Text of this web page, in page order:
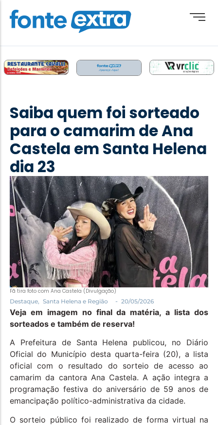
Destaque
Esporte
Geral
Obituário
Paraguai
Paraná
Política
Santa Helena e Região
Saúde e Bem-Estar
Saiba quem foi sorteado
para o camarim de Ana
Castela em Santa Helena
dia 23
Fã tira foto com Ana Castela (Divulgação)
Destaque, Santa Helena e Região - 20/05/2026
Veja em imagem no final da matéria, a lista dos
sorteados e também de reserva!
A Prefeitura de Santa Helena publicou, no Diário
Oficial do Município desta quarta-feira (20), a lista
oficial com o resultado do sorteio de acesso ao
camarim da cantora Ana Castela. A ação integra a
programação festiva do aniversário de 59 anos de
emancipação político-administrativa da cidade.
O sorteio público foi realizado de forma virtual na